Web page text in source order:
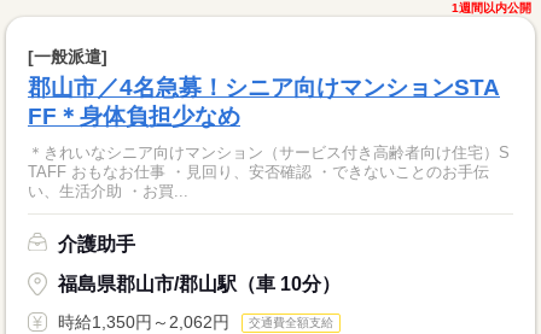
1週間以内公開
[一般派遣]
郡山市／4名急募！シニア向けマンションSTA
FF＊身体負担少なめ
＊きれいなシニア向けマンション（サービス付き高齢者向け住宅）S
TAFF おもなお仕事 ・見回り、安否確認 ・できないことのお手伝
い、生活介助 ・お買...
介護助手
福島県郡山市/郡山駅（車 10分）
時給1,350円～2,062円 交通費全額支給